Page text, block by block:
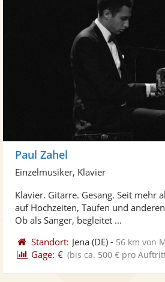
Paul Zahel
Einzelmusiker, Klavier
Klavier. Gitarre. Gesang. Seit mehr
auf Hochzeiten, Taufen und
Ob als Sänger, begleitet ...
Standort: Jena (DE) - 56 km von
Gage: € (bis ca. 500 € pro